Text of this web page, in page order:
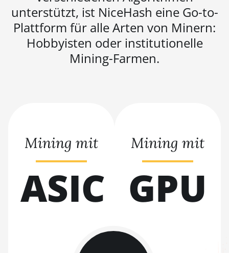
(270Th)
BITMAIN AntMiner S21 XP Hyd
(473Th)
BITMAIN AntMiner S21 XP
BITMAIN AntMiner S21+ Hyd
(319Th)
BITMAIN AntMiner S21e XP
Hyd (430Th)
BITMAIN AntMiner S21j XP Hyd
unterstützt, ist NiceHash eine Go-to-
Plattform für alle Arten von Minern:
Hobbyisten oder institutionelle
Mining-Farmen.
Mining mit
ASIC
Mining mit
GPU